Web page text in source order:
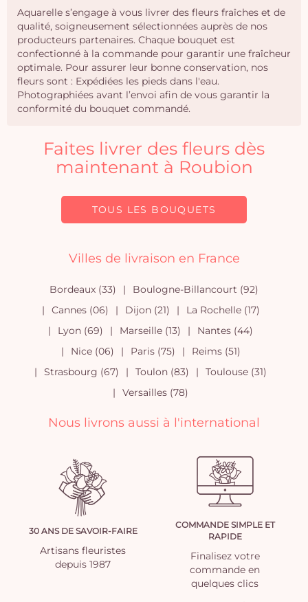
Aquarelle s’engage à vous livrer des fleurs fraîches et de
qualité, soigneusement sélectionnées auprès de nos
producteurs partenaires. Chaque bouquet est
confectionné à la commande pour garantir une fraîcheur
optimale. Pour assurer leur bonne conservation, nos
fleurs sont : Expédiées les pieds dans l'eau.
Photographiées avant l’envoi afin de vous garantir la
conformité du bouquet commandé.
Faites livrer des fleurs dès
maintenant à Roubion
TOUS LES BOUQUETS
Villes de livraison en France
Bordeaux (33)
Boulogne-Billancourt (92)
Cannes (06)
Dijon (21)
La Rochelle (17)
Lyon (69)
Marseille (13)
Nantes (44)
Nice (06)
Paris (75)
Reims (51)
Strasbourg (67)
Toulon (83)
Toulouse (31)
Versailles (78)
Nous livrons aussi à l'international
30 ANS DE SAVOIR-FAIRE
Artisans fleuristes
depuis 1987
COMMANDE SIMPLE ET
RAPIDE
Finalisez votre
commande en
quelques clics